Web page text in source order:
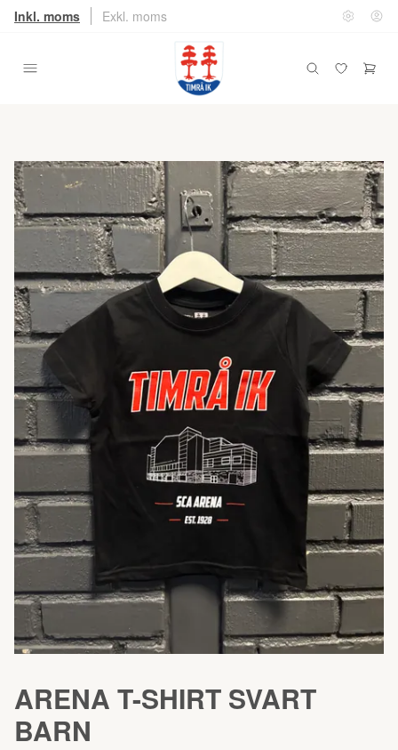
Inkl. moms Exkl. moms
ARENA T-SHIRT SVART
BARN